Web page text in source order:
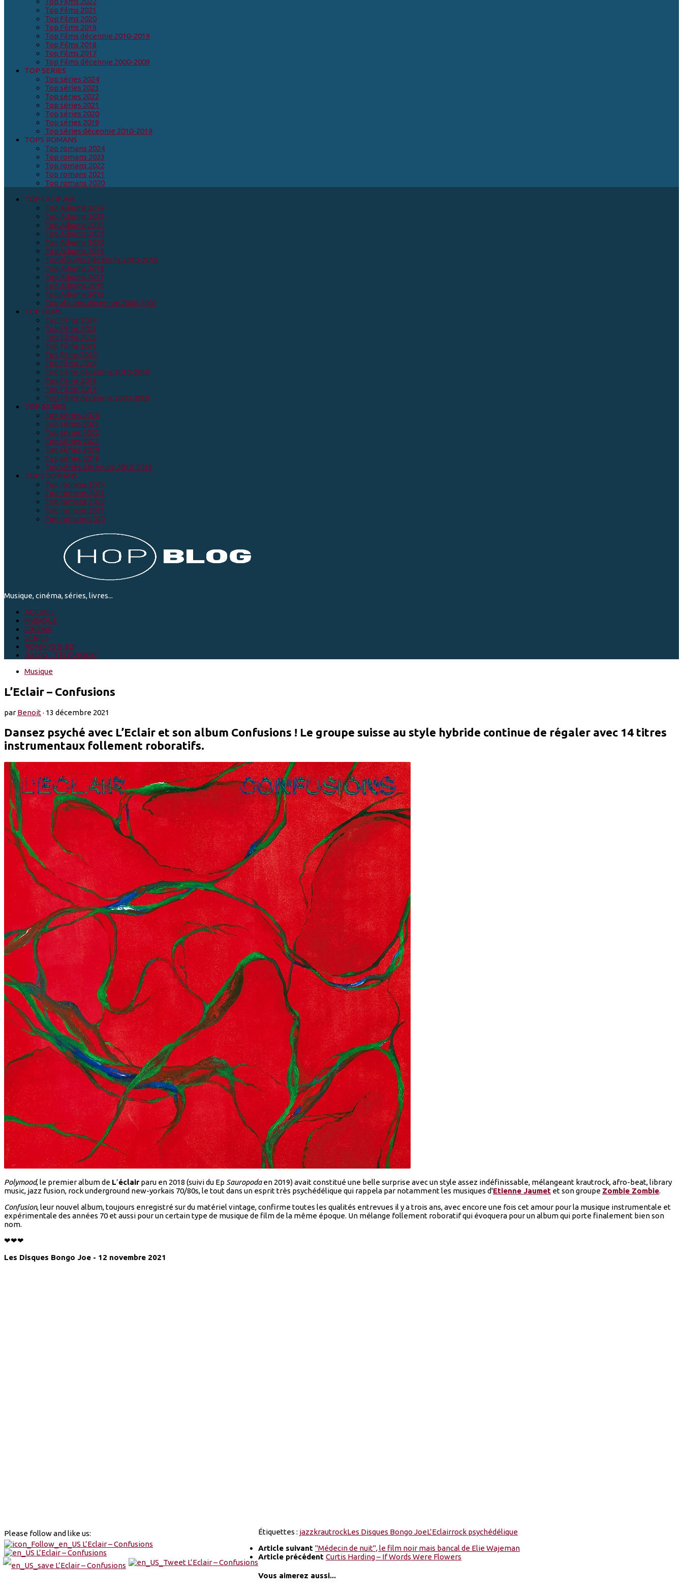
Top Films 2021
Top Films 2020
Top Films 2019
Top Films décennie 2010-2019
Top Films 2018
Top Films 2017
Top Films décennie 2000-2009
TOP SERIES
Top séries 2024
Top séries 2023
Top séries 2022
Top séries 2021
Top séries 2020
Top séries 2019
Top séries décennie 2010-2019
TOPS ROMANS
Top romans 2024
Top romans 2023
Top romans 2022
Top romans 2021
Top romans 2020
TOPS ALBUMS
Top Albums 2024
Top Albums 2023
Top Albums 2022
Top Albums 2021
Top Albums 2020
Top Albums 2019
Top albums Décennie 2010-2019
Top Albums 2018
Top Albums 2017
Top Albums 2016
Top Albums 2015
Top albums décennie 2000-2009
TOP FILMS
Top Films 2024
Top Films 2023
Top Films 2022
Top Films 2021
Top Films 2020
Top Films 2019
Top Films décennie 2010-2019
Top Films 2018
Top Films 2017
Top Films décennie 2000-2009
TOP SERIES
Top séries 2024
Top séries 2023
Top séries 2022
Top séries 2021
Top séries 2020
Top séries 2019
Top séries décennie 2010-2019
TOPS ROMANS
Top romans 2024
Top romans 2023
Top romans 2022
Top romans 2021
Top romans 2020
Musique, cinéma, séries, livres...
ACCUEIL
MUSIQUE
CINEMA
SÉRIES
ROMANS & BD
RADIO - TELEVISION
Musique
L’Eclair – Confusions
parBenoit· 13 décembre 2021
Dansez psyché avec L’Eclair et son album Confusions ! Le groupe suisse au style hybride continue de régaler avec 14 titres
instrumentaux follement roboratifs.
Polymood, le premier album de L’éclair paru en 2018 (suivi du Ep Sauropodaen 2019) avait constitué une belle surprise avec un style assez indéfinissable, mélangeant krautrock, afro-beat, library
music, jazz fusion, rock underground new-yorkais 70/80s, le tout dans un esprit très psychédélique qui rappela par notamment les musiques d'Etienne Jaumet et son groupe Zombie Zombie.
Confusion, leur nouvel album, toujours enregistré sur du matériel vintage, confirme toutes les qualités entrevues il y a trois ans, avec encore une fois cet amour pour la musique instrumentale et
expérimentale des années 70 et aussi pour un certain type de musique de film de la même époque. Un mélange follement roboratif qui évoquera pour un album qui porte finalement bien son
nom.
❤❤❤
Les Disques Bongo Joe - 12 novembre 2021
Please follow and like us: Étiquettes : jazzkrautrockLes Disques Bongo JoeL’Eclairrock psychédélique
Article suivant "Médecin de nuit", le film noir mais bancal de Elie Wajeman
Article précédent Curtis Harding – If Words Were Flowers
Vous aimerez aussi...